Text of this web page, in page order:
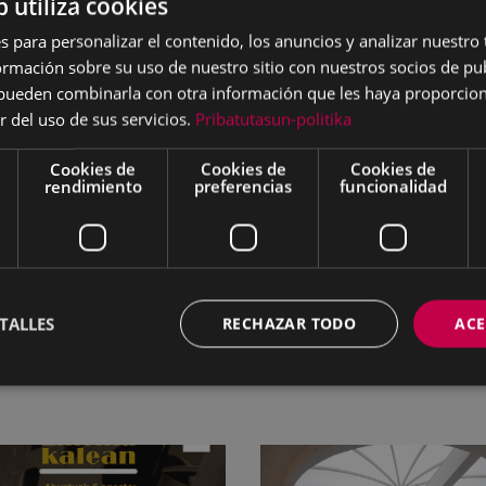
de la Escuela de San Andrés se ha suprimido y
a todos los/as niños/as que estén entre los cursos
el último turno de los horarios ofertados (19:30-
los Negulekuak es necesario solicitar cita previa en el
astelenaparkea/eu
citas previas se abrirán los miércoles a mediodía.
para personalizar el contenido, los anuncios y analizar nuestro
sobre su uso de nuestro sitio con nuestros socios de
combinarla con otra información que les haya
del uso de sus servicios. Pribatutasun-politika
Cookies de
rendimiento
Cookies de
preferencias
Cookies de
funcionalidad
RECHAZAR TODO